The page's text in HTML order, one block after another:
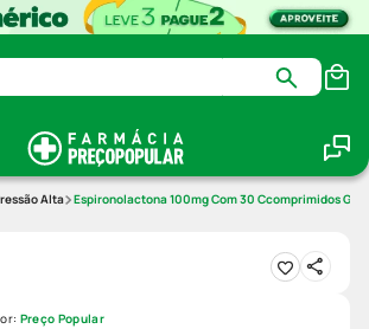
Alta Espironolactona 100mg Com 30 Ccomprimidos
Preço Popular